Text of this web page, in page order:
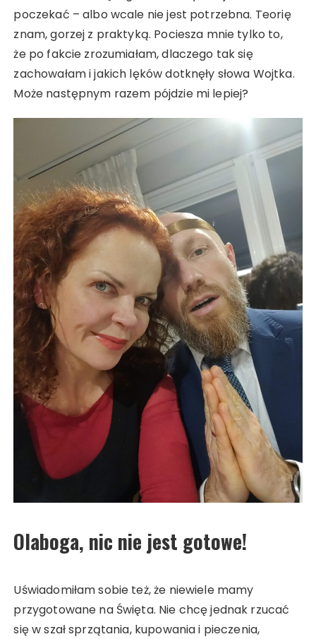
poczekać – albo wcale nie jest potrzebna. Teorię
znam, gorzej z praktyką. Pociesza mnie tylko to,
że po fakcie zrozumiałam, dlaczego tak się
zachowałam i jakich lęków dotknęły słowa Wojtka.
Może następnym razem pójdzie mi lepiej?
Olaboga, nic nie jest gotowe!
Uświadomiłam sobie też, że niewiele mamy
przygotowane na Święta. Nie chcę jednak rzucać
się w szał sprzątania, kupowania i pieczenia,